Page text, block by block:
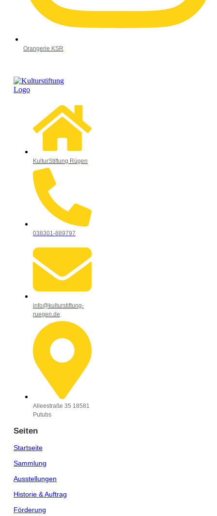
Orangerie KSR
KulturStiftung Rügen
038301-889797
info@kulturstiftung-
ruegen.de
Alleestraße 35 18581
Putubs
Seiten
Startseite
Sammlung
Ausstellungen
Historie & Auftrag
Förderung